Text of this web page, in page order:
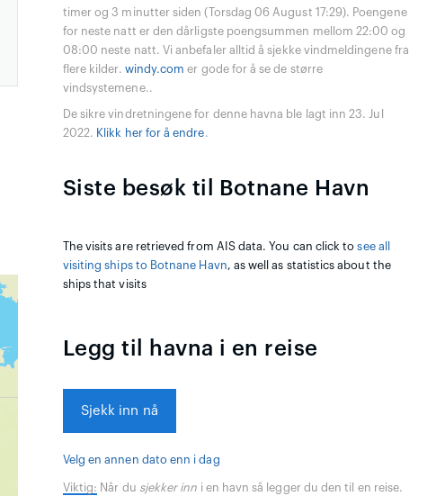
timer og 3 minutter siden (Torsdag 06 August 17:29). Poengene
for neste natt er den dårligste poengsummen mellom 22:00 og
08:00 neste natt. Vi anbefaler alltid å sjekke vindmeldingene fra
flere kilder. windy.com er gode for å se de større
vindsystemene..
De sikre vindretningene for denne havna ble lagt inn 23. Jul
2022. Klikk her for å endre.
Siste besøk til Botnane Havn
The visits are retrieved from AIS data. You can click tosee all
visiting ships to Botnane Havn, as well as statistics about the
ships that visits
Legg til havna i en reise
Sjekk inn nå
Velg en annen dato enn i dag
Viktig: Når du sjekker inn i en havn så legger du den til en reise.